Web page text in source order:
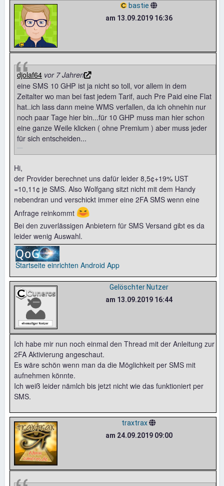
bastie
am 13.09.2019 16:36
djolaf64 vor 7 Jahren
eine SMS 10 GHP ist ja nicht so toll, vor allem in dem
Zeitalter wo man bei fast jedem Tarif, auch Pre Paid eine Flat
hat..ich lass dann meine WMS verfallen, da ich ohnehin nur
noch paar Tage hier bin...für 10 GHP muss man hier schon
eine ganze Weile klicken ( ohne Premium ) aber muss jeder
für sich entscheiden...
Hi,
der Provider berechnet uns dafür leider 8,5¢+19% UST
=10,11¢ je SMS. Also Wolfgang sitzt nicht mit dem Handy
nebendran und verschickt immer eine 2FA SMS wenn eine
Anfrage reinkommt 😆
Bei den zuverlässigen Anbietern für SMS Versand gibt es da
leider wenig Auswahl.
Startseite einrichten Android App
Gelöschter Nutzer
am 13.09.2019 16:44
Ich habe mir nun noch einmal den Thread mit der Anleitung zur
2FA Aktivierung angeschaut.
Es wäre schön wenn man da die Möglichkeit per SMS mit
aufnehmen könnte.
Ich weiß leider nämlch bis jetzt nicht wie das funktioniert per
SMS.
traxtrax
am 24.09.2019 09:00